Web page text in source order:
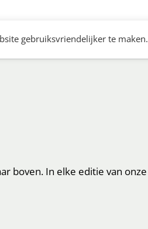
gebruiksvriendelijker te maken.
boven. In elke editie van onze